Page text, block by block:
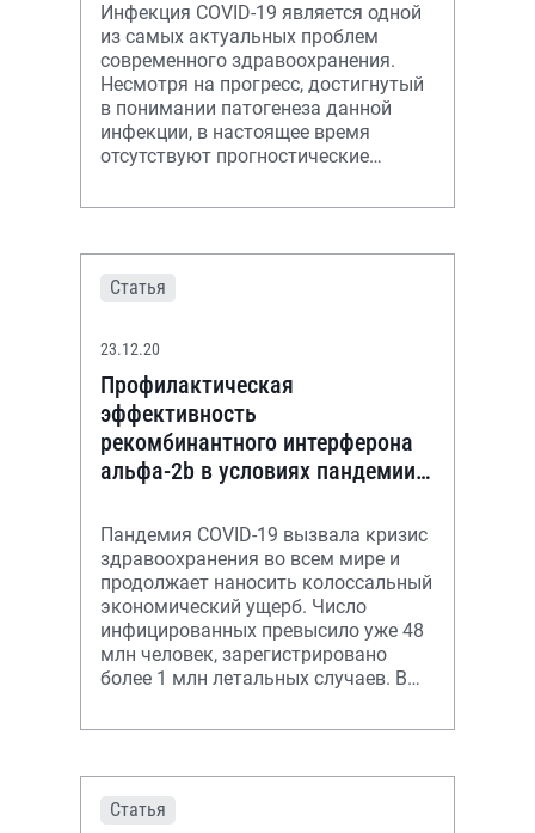
Инфекция COVID-19 является одной
из самых актуальных проблем
современного здравоохранения.
Несмотря на прогресс, достигнутый
в понимании патогенеза данной
инфекции, в настоящее время
отсутствуют прогностические
исхода.
Статья
23.12.20
Профилактическая
эффективность
рекомбинантного интерферона
альфа-2b в условиях пандемии
Пандемия COVID-19 вызвала кризис
здравоохранения во всем мире и
продолжает наносить колоссальный
экономический ущерб. Число
инфицированных превысило уже 48
млн человек, зарегистрировано
более 1 млн летальных случаев. В
Россий
Статья